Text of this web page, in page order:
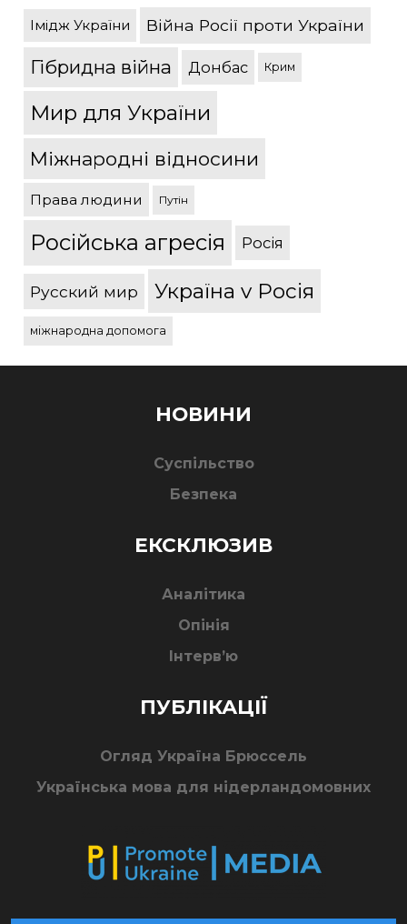
Імідж України Війна Росії проти України
Гібридна війна Донбас Крим
Мир для України
Міжнародні відносини
Права людини Путін
Російська агресія Росія
Русский мир Україна v Росія
міжнародна допомога
НОВИНИ
Суспільство
Безпека
ЕКСКЛЮЗИВ
Аналітика
Опінія
Інтерв’ю
ПУБЛІКАЦІЇ
Огляд Україна Брюссель
Українська мова для нідерландомовних